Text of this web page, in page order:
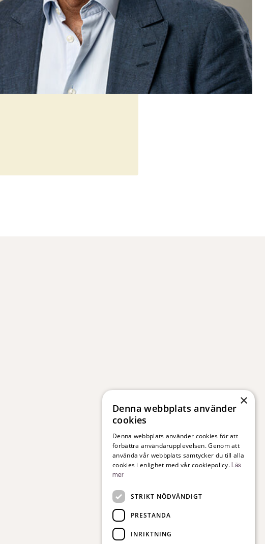
×
Denna webbplats använder
cookies
Denna webbplats använder cookies för att
förbättra användarupplevelsen. Genom att
använda vår webbplats samtycker du till alla
cookies i enlighet med vår cookiepolicy. Läs
mer
STRIKT NÖDVÄNDIGT
PRESTANDA
INRIKTNING